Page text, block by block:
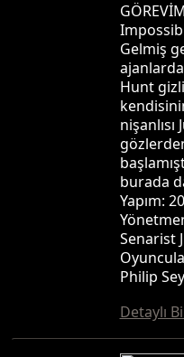
Gelmiş
Hunt
burada
Yapım:
Senarist
Philip
Detaylı